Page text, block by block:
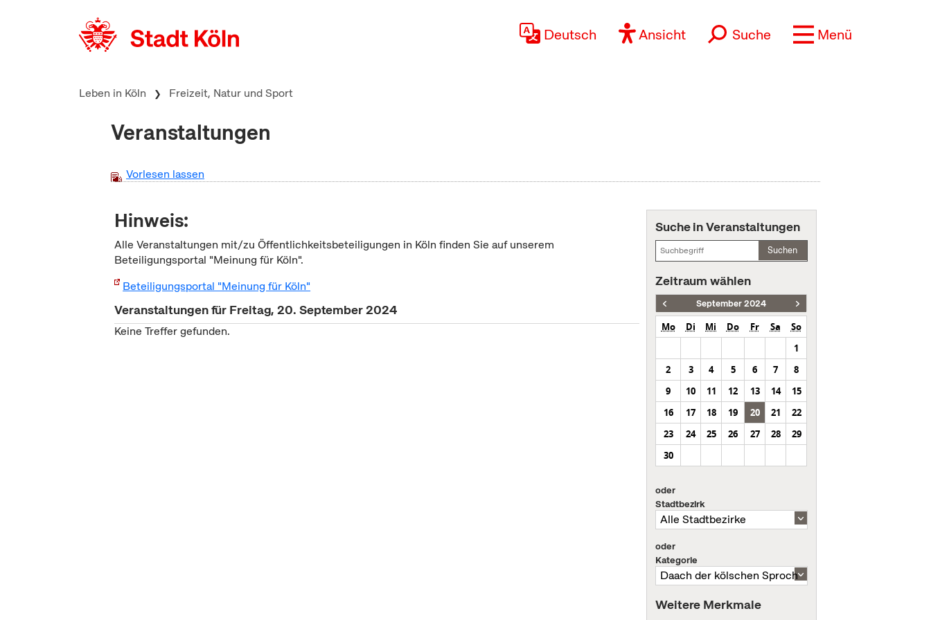
Deutsch Ansicht Suche Menü
Leben in Köln Freizeit, Natur und Sport
Veranstaltungen
Vorlesen lassen
Hinweis:
Alle Veranstaltungen mit/zu Öffentlichkeitsbeteiligungen in Köln finden Sie auf unserem
Beteiligungsportal "Meinung für Köln".
Beteiligungsportal "Meinung für Köln"
Veranstaltungen für Freitag, 20. September 2024
Keine Treffer gefunden.
Suche in Veranstaltungen
Suchen
Zeitraum wählen
September 2024
Mo Di Mi Do Fr Sa
So
1
2
3 4 5 6 7
8
9
10 11 12 13 14
15
16
17 18 19 20 21
22
23
24 25 26 27 28
29
30
oder
Stadtbezirk
oder
Kategorie
Weitere Merkmale